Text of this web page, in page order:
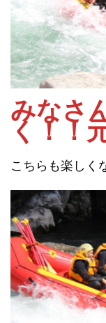
みなさ
く！！
こちらも楽しく